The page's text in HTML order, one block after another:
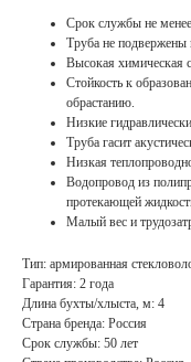
Срок службы не
Труба не подвержены
Высокая химическая
Стойкость к
обрастанию.
Низкие
Труба гасит
Низкая
Водопровод из
протекающей
Малый вес и
Тип: армированная
Гарантия: 2 года
Длина бухты/хлыста, м: 4
Страна бренда: Россия
Срок службы: 50 лет